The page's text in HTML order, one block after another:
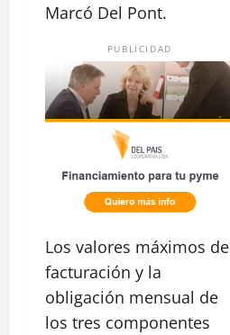
Marcó Del Pont.
PUBLICIDAD
Los valores máximos de
facturación y la
obligación mensual de
los tres componentes